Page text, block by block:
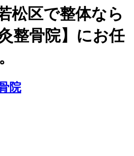
松区で整体なら
整骨院】にお任